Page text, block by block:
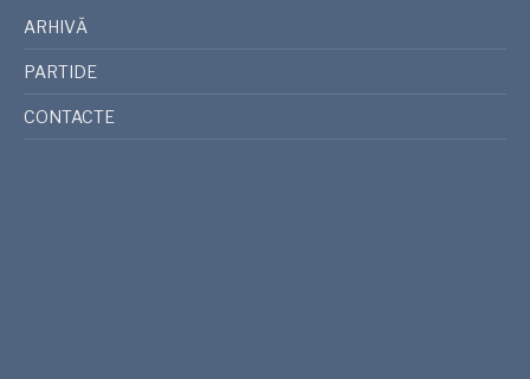
ARHIVĂ
PARTIDE
CONTACTE